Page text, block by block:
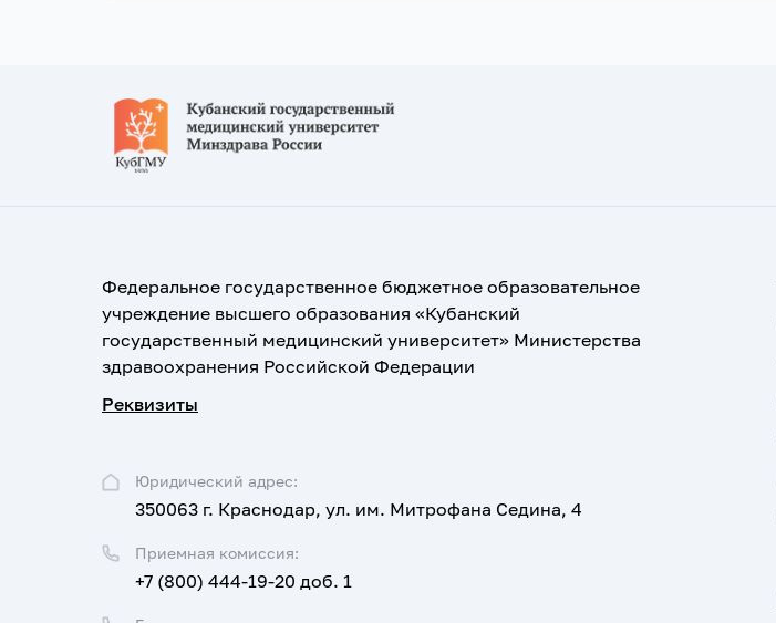
Федеральное государственное бюджетное образовательное
учреждение высшего образования «Кубанский
государственный медицинский университет» Министерства
здравоохранения Российской Федерации
Реквизиты
Юридический адрес:
350063 г. Краснодар, ул. им. Митрофана Седина, 4
Приемная комиссия:
+7 (800) 444-19-20 доб. 1